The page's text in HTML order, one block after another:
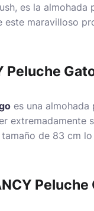
es la
este maravilloso
Peluche
es una
extremadamente
de 83 cm
Peluche